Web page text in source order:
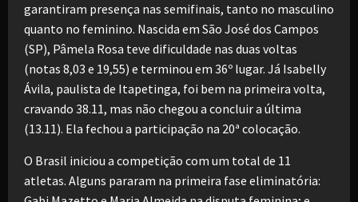
garantiram presença nas semifinais, tanto no masculino
quanto no feminino. Nascida em São José dos Campos
(SP), Pâmela Rosa teve dificuldade nas duas voltas
(notas 8,03 e 19,55) e terminou em 36º lugar. Já Isabelly
Ávila, paulista de Itapetinga, foi bem na primeira volta,
cravando 38.11, mas não chegou a concluir a última
(13.11). Ela fechou a participação na 20ª colocação.
O Brasil iniciou a competição com um total de 11
atletas. Alguns pararam na primeira fase eliminatória: